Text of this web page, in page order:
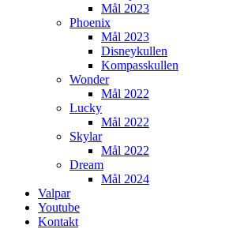
Mål 2023
Phoenix
Mål 2023
Disneykullen
Kompasskullen
Wonder
Mål 2022
Lucky
Mål 2022
Skylar
Mål 2022
Dream
Mål 2024
Valpar
Youtube
Kontakt